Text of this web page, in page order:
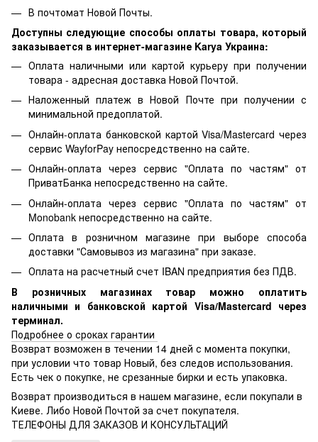
В почтомат Новой Почты.
Доступны следующие способы оплаты товара, который
заказывается в интернет-магазине Karya Украина:
Оплата наличными или картой курьеру при получении
товара - адресная доставка Новой Почтой.
Наложенный платеж в Новой Почте при получении с
минимальной предоплатой.
Онлайн-оплата банковской картой Visa/Mastercard через
сервис WayforPay непосредственно на сайте.
Онлайн-оплата через сервис "Оплата по частям" от
ПриватБанка непосредственно на сайте.
Онлайн-оплата через сервис "Оплата по частям" от
Monobank непосредственно на сайте.
Оплата в розничном магазине при выборе способа
доставки "Самовывоз из магазина" при заказе.
Оплата на расчетный счет IBAN предприятия без ПДВ.
В розничных магазинах товар можно оплатить
наличными и банковской картой Visa/Mastercard через
терминал.
Подробнее о сроках гарантии
Возврат возможен в течении 14 дней с момента покупки,
при условии что товар Новый, без следов использования.
Есть чек о покупке, не срезанные бирки и есть упаковка.
Возврат производиться в нашем магазине, если покупали в
Киеве. Либо Новой Почтой за счет покупателя.
ТЕЛЕФОНЫ ДЛЯ ЗАКАЗОВ И КОНСУЛЬТАЦИЙ